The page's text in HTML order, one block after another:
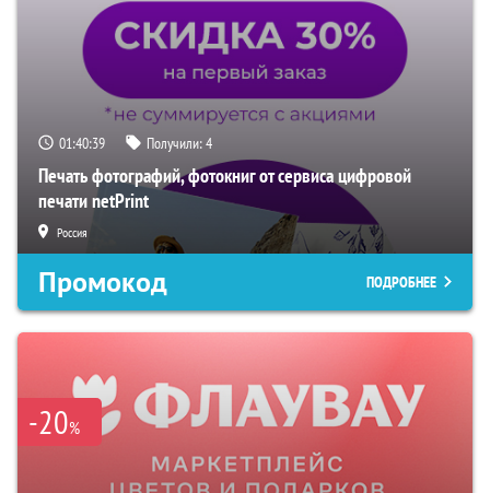
01:40:38 Получили:4
Печать фотографий, фотокниг от сервиса цифровой
печати netPrint
Россия
Промокод ПОДРОБНЕЕ
-20%